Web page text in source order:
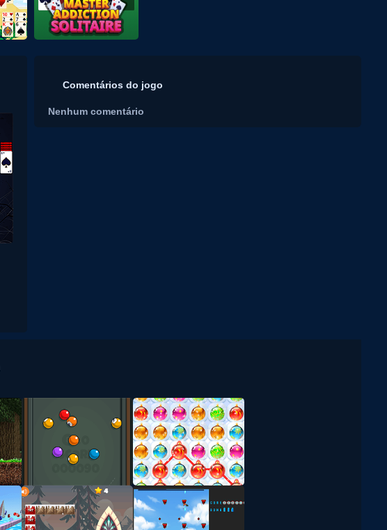
Comentários do jogo
Nenhum comentário